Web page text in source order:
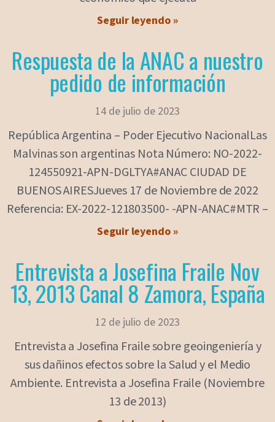
Seguir leyendo »
Respuesta de la ANAC a nuestro
pedido de información
14 de julio de 2023
República Argentina – Poder Ejecutivo NacionalLas
Malvinas son argentinas Nota Número: NO-2022-
124550921-APN-DGLTYA#ANAC CIUDAD DE
BUENOS AIRESJueves 17 de Noviembre de 2022
Referencia: EX-2022-121803500- -APN-ANAC#MTR –
Seguir leyendo »
Entrevista a Josefina Fraile Nov
13, 2013 Canal 8 Zamora, España
12 de julio de 2023
Entrevista a Josefina Fraile sobre geoingeniería y
sus dañinos efectos sobre la Salud y el Medio
Ambiente. Entrevista a Josefina Fraile (Noviembre
13 de 2013)